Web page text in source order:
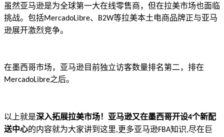
虽然亚马逊是为全球第一大在线零售商，但在拉美市场也面临
挑战。包括MercadoLibre、 B2W等拉美本土电商品牌正与亚马
逊展开激烈竞争。
在墨西哥市场，亚马逊目前独立访客数量排名第二，排在
MercadoLibre之后。
以上就是深入拓展拉美市场！亚马逊又在墨西哥开设4个新配
送中心的内容就为大家讲到这里,更多亚马逊FBA知识,尽在巨